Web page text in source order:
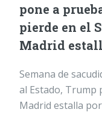
pone a
pierde en el
Madrid
Semana de
al Estado, Trump
Madrid estalla